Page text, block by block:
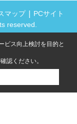
マップ
PCサイト
reserved.
ビス向上検討を目的と
認ください。